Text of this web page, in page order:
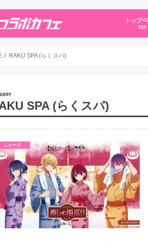
トップ
TOP
RAKU SPA (らくスパ)
SPA (らくスパ)
ニュース